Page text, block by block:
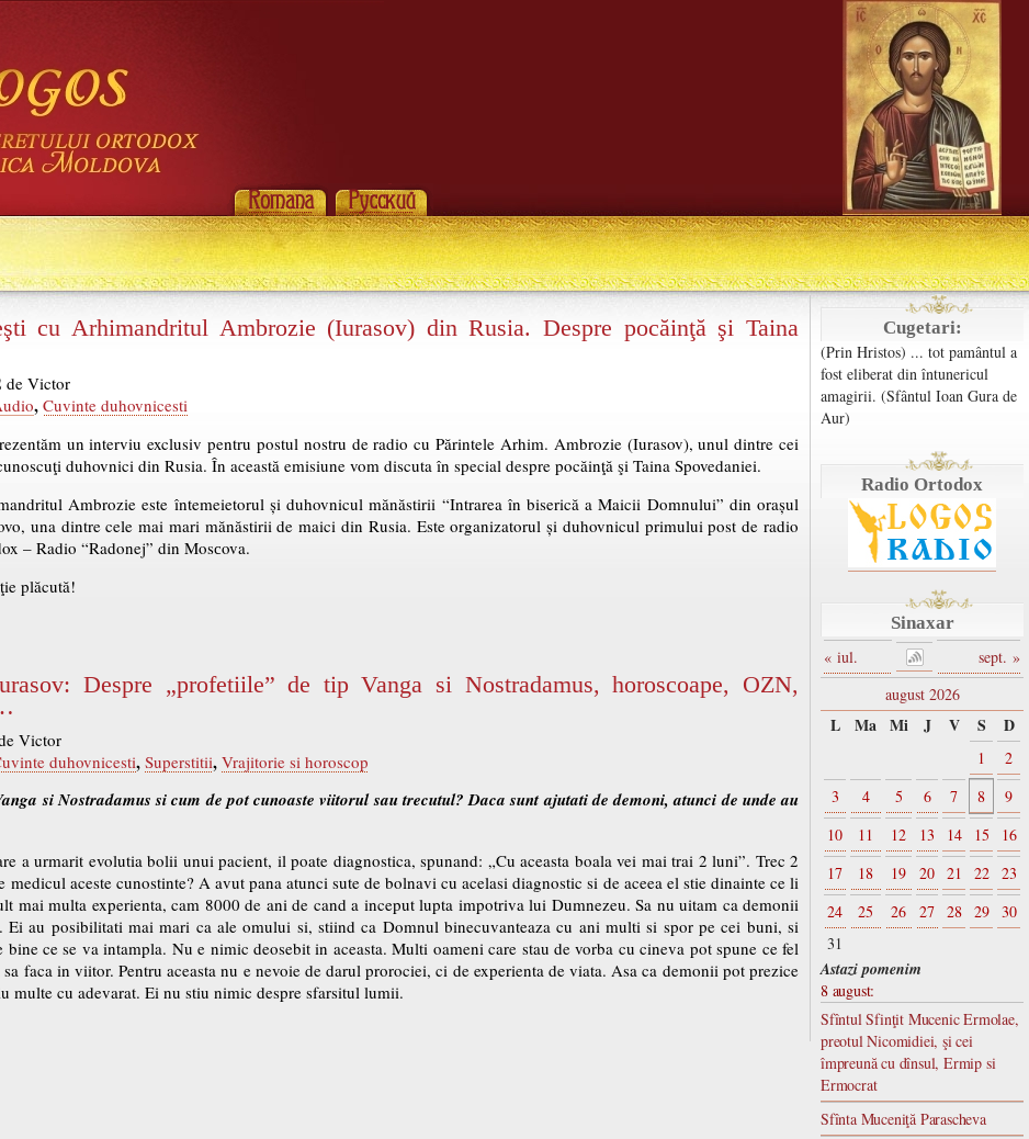
Cugetari:
(Prin Hristos) ... tot pamântul a
fost eliberat din întunericul
amagirii. (Sfântul Ioan Gura de
Aur)
Radio Ortodox
Sinaxar
« iul.
sept. »
august 2026
L Ma Mi J V S D
1
2
3
4 5 6 7 8
9
10
11 12 13 14 15
16
17
18 19 20 21 22
23
24
25 26 27 28 29
30
31
Astazi pomenim
8 august:
Sfîntul Sfinţit Mucenic Ermolae,
preotul Nicomidiei, şi cei
împreună cu dînsul, Ermip si
Ermocrat
Sfînta Muceniţă Parascheva
cu Arhimandritul Ambrozie (Iurasov) din Rusia. Despre pocăinţă şi Taina
de Victor
, Cuvinte duhovnicesti
un interviu exclusiv pentru postul nostru de radio cu Părintele Arhim. Ambrozie (Iurasov), unul dintre cei
duhovnici din Rusia. În această emisiune vom discuta în special despre pocăinţă şi Taina Spovedaniei.
Ambrozie este întemeietorul și duhovnicul mănăstirii “Intrarea în biserică a Maicii Domnului” din orașul
una dintre cele mai mari mănăstirii de maici din Rusia. Este organizatorul și duhovnicul primului post de radio
– Radio “Radonej” din Mosсova.
plăcută!
Despre „profetiile” de tip Vanga si Nostradamus, horoscoape, OZN,
Victor
duhovnicesti, Superstitii, Vrajitorie si horoscop
si Nostradamus si cum de pot cunoaste viitorul sau trecutul? Daca sunt ajutati de demoni, atunci de unde au
a urmarit evolutia bolii unui pacient, il poate diagnostica, spunand: „Cu aceasta boala vei mai trai 2 luni”. Trec 2
aceste cunostinte? A avut pana atunci sute de bolnavi cu acelasi diagnostic si de aceea el stie dinainte ce li
mai multa experienta, cam 8000 de ani de cand a inceput lupta impotriva lui Dumnezeu. Sa nu uitam ca demonii
Ei au posibilitati mai mari ca ale omului si, stiind ca Domnul binecuvanteaza cu ani multi si spor pe cei buni, si
bine ce se va intampla. Nu e nimic deosebit in aceasta. Multi oameni care stau de vorba cu cineva pot spune ce fel
sa faca in viitor. Pentru aceasta nu e nevoie de darul prorociei, ci de experienta de viata. Asa ca demonii pot prezice
multe cu adevarat. Ei nu stiu nimic despre sfarsitul lumii.